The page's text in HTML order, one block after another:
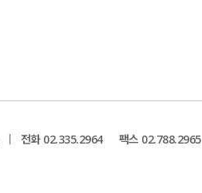
| 전화 02.335.2964 팩스 02.788.2965